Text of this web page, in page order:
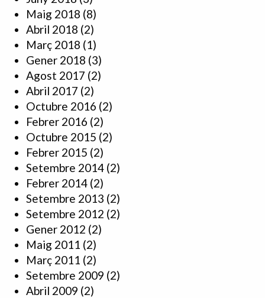
Maig 2018 (8)
Abril 2018 (2)
Març 2018 (1)
Gener 2018 (3)
Agost 2017 (2)
Abril 2017 (2)
Octubre 2016 (2)
Febrer 2016 (2)
Octubre 2015 (2)
Febrer 2015 (2)
Setembre 2014 (2)
Febrer 2014 (2)
Setembre 2013 (2)
Setembre 2012 (2)
Gener 2012 (2)
Maig 2011 (2)
Març 2011 (2)
Setembre 2009 (2)
Abril 2009 (2)